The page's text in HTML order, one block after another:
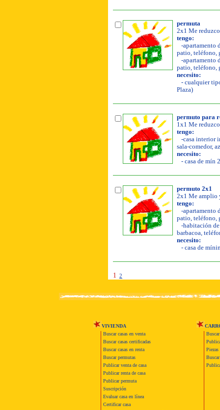
permuta
2x1 Me
tengo:
-apartamento
patio, teléfono,
-apartamento
patio, teléfono,
necesito:
- cualquier
Plaza)
permuto para
1x1 Me
tengo:
-casa interior
sala-comedor,
necesito:
- casa de mín
permuto 2x1
2x1 Me amplio
tengo:
-apartamento
patio, teléfono,
-habitación de
barbacoa,
necesito:
- casa de
1 2
VIVIENDA
Buscar casas en venta
Buscar casas certificadas
Buscar casas en renta
Buscar permutas
Publicar venta de casa
Publicar renta de casa
Publicar permuta
Suscripción
Evaluar casa en línea
Certificar casa
Piezas